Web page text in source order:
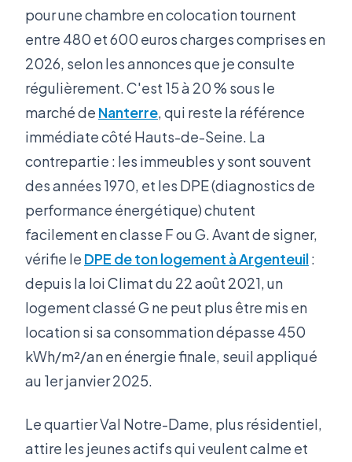
pour une chambre en colocation tournent
entre 480 et 600 euros charges comprises en
2026, selon les annonces que je consulte
régulièrement. C'est 15 à 20 % sous le
marché de Nanterre , qui reste la référence
immédiate côté Hauts-de-Seine. La
contrepartie : les immeubles y sont souvent
des années 1970, et les DPE (diagnostics de
performance énergétique) chutent
facilement en classe F ou G. Avant de signer,
vérifie le DPE de ton logement à Argenteuil:
depuis la loi Climat du 22 août 2021, un
logement classé G ne peut plus être mis en
location si sa consommation dépasse 450
kWh/m²/an en énergie finale, seuil appliqué
au 1er janvier 2025.
Le quartier Val Notre-Dame, plus résidentiel,
attire les jeunes actifs qui veulent calme et